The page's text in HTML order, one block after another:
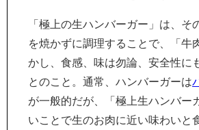
「極上の生ハンバーガー」は、そ
を焼かずに調理することで、「牛
かし、食感、味は勿論、安全性に
とのこと。通常、ハンバーガーは
が一般的だが、「極上生ハンバー
いことで生のお肉に近い味わいと